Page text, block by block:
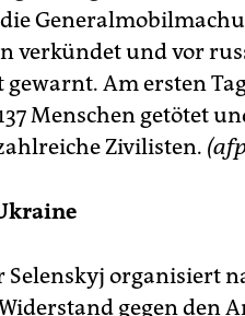
verkündet und vor
Am ersten
Menschen getötet
Zivilisten.
organisiert
gegen den